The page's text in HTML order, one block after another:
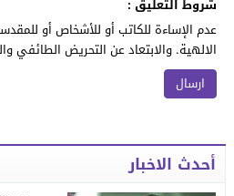
شروط التعليق :
عدم الإساءة للكاتب أو للأشخاص أو
الالهية. والابتعاد عن التحريض الطائفي
أحدث الاخبار